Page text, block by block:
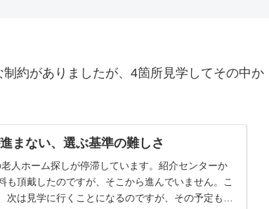
約がありましたが、4箇所見学してその中か
まない、選ぶ基準の難しさ
人ホーム探しが停滞しています。紹介センターか
も頂戴したのですが、そこから進んでいません。こ
は見学に行くことになるのですが、その予定も決